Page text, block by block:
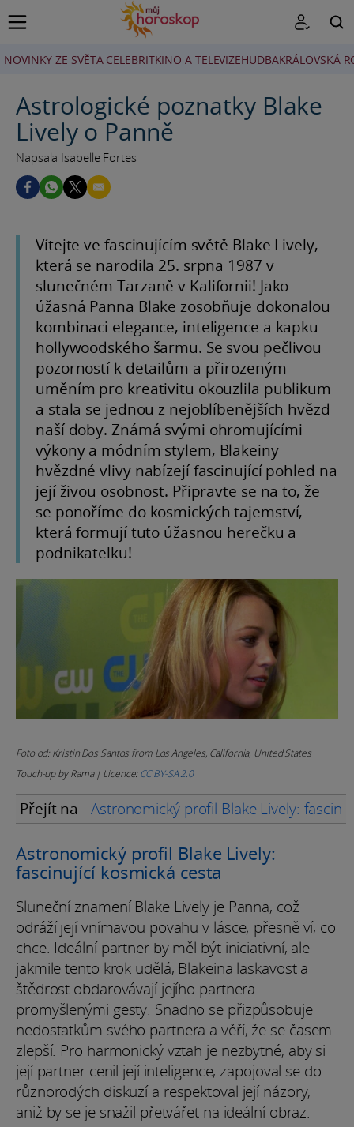
NOVINKY ZE SVĚTA CELEBRITKINO A TELEVIZEHUDBAKRÁLOVSKÁ
Astrologické poznatky Blake
Lively o Panně
Napsala Isabelle Fortes
Vítejte ve fascinujícím světě Blake Lively,
která se narodila 25. srpna 1987 v
slunečném Tarzaně v Kalifornii! Jako
úžasná Panna Blake zosobňuje dokonalou
kombinaci elegance, inteligence a kapku
hollywoodského šarmu. Se svou pečlivou
pozorností k detailům a přirozeným
uměním pro kreativitu okouzlila publikum
a stala se jednou z nejoblíbenějších hvězd
naší doby. Známá svými ohromujícími
výkony a módním stylem, Blakeiny
hvězdné vlivy nabízejí fascinující pohled na
její živou osobnost. Připravte se na to, že
se ponoříme do kosmických tajemství,
která formují tuto úžasnou herečku a
podnikatelku!
Foto od: Kristin Dos Santos from Los Angeles, California, United States
Touch-up by Rama | Licence:CC BY-SA 2.0
Přejít na Astronomický profil Blake Lively:
Astronomický profil Blake Lively:
fascinující kosmická cesta
Sluneční znamení Blake Lively je Panna, což
odráží její vnímavou povahu v lásce; přesně ví, co
chce. Ideální partner by měl být iniciativní, ale
jakmile tento krok udělá, Blakeina laskavost a
štědrost obdarovávají jejího partnera
promyšlenými gesty. Snadno se přizpůsobuje
nedostatkům svého partnera a věří, že se časem
zlepší. Pro harmonický vztah je nezbytné, aby si
její partner cenil její inteligence, zapojoval se do
různorodých diskuzí a respektoval její názory,
aniž by se je snažil přetvářet na ideální obraz.